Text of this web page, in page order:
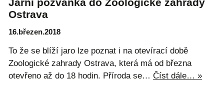
Jarní pozvánka do Zoologické zahrady
Ostrava
16.březen.2018
To že se blíží jaro lze poznat i na otevírací době
Zoologické zahrady Ostrava, která má od března
otevřeno až do 18 hodin. Příroda se… Číst dále… »